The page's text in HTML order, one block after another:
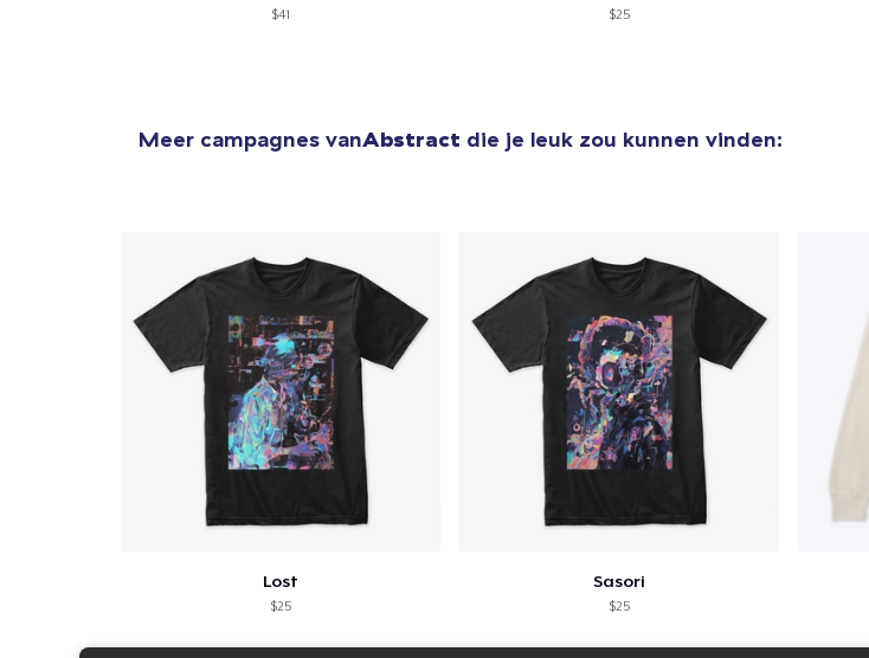
$41 $25
Meer campagnes vanAbstract die je leuk zou kunnen vinden:
Lost
$25
Sasori
$25